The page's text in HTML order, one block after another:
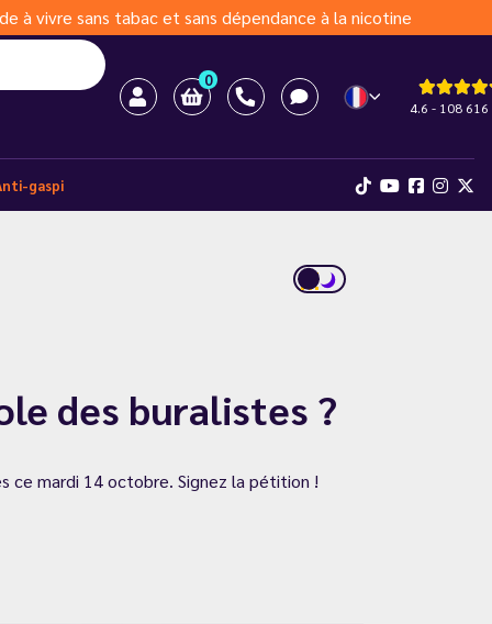
à vivre sans tabac et sans dépendance à la nicotine
0
4.6 - 108 616
gaspi
des buralistes ?
ce mardi 14 octobre. Signez la pétition !